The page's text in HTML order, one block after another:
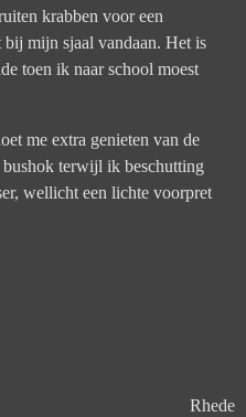
krabben voor een
mijn sjaal vandaan. Het is
toen ik naar school moest
me extra genieten van de
terwijl ik beschutting
wellicht een lichte voorpret
Rhede